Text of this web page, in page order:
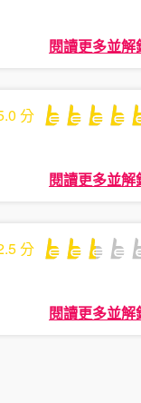
閱讀更多並解
分
閱讀更多並解
分
閱讀更多並解